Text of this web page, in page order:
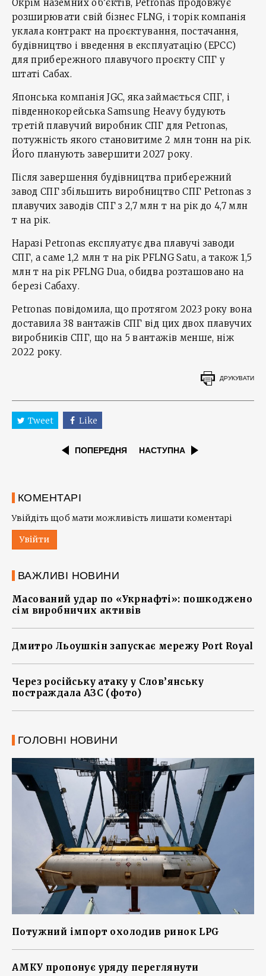
Окрім наземних об’єктів, Petronas продовжує
розширювати свій бізнес FLNG, і торік компанія
уклала контракт на проєктування, постачання,
будівництво і введення в експлуатацію (EPCC)
для прибережного плавучого проєкту СПГ у
штаті Сабах.
Японська компанія JGC, яка займається СПГ, і
південнокорейська Samsung Heavy будують
третій плавучий виробник СПГ для Petronas,
потужність якого становитиме 2 млн тонн на рік.
Його планують завершити 2027 року.
Після завершення будівництва прибережний
завод СПГ збільшить виробництво СПГ Petronas з
плавучих заводів СПГ з 2,7 млн т на рік до 4,7 млн
т на рік.
Наразі Petronas експлуатує два плавучі заводи
СПГ, а саме 1,2 млн т на рік PFLNG Satu, а також 1,5
млн т на рік PFLNG Dua, обидва розташовано на
березі Сабаху.
Petronas повідомила, що протягом 2023 року вона
доставила 38 вантажів СПГ від цих двох плавучих
виробників СПГ, що на 5 вантажів менше, ніж
2022 року.
ДРУКУВАТИ
Tweet Like
ПОПЕРЕДНЯ НАСТУПНА
КОМЕНТАРІ
Увійдіть щоб мати можливість лишати коментарі
Увійти
ВАЖЛИВІ НОВИНИ
Масований удар по «Укрнафті»: пошкоджено
сім виробничих активів
Дмитро Льоушкін запускає мережу Port Royal
Через російську атаку у Слов’янську
постраждала АЗС (фото)
ГОЛОВНІ НОВИНИ
Потужний імпорт охолодив ринок LPG
АМКУ пропонує уряду переглянути